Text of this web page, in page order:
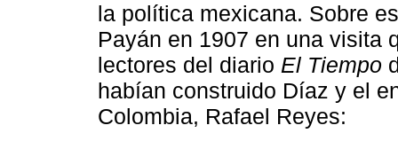
la política mexicana. Sobre
Payán en 1907 en una visita
lectores del diario El Tiempo
habían construido Díaz y el
Colombia, Rafael Reyes: